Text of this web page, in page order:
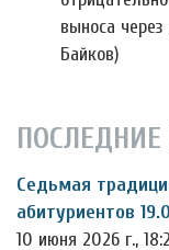
выноса
Байков)
Седьмая
абитуриентов
10 июня 2026 г.,